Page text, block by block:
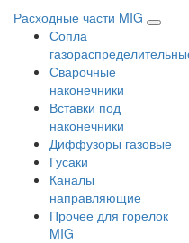
Расходные части MIG
Сопла
Сварочные
наконечники
Вставки под
наконечники
Диффузоры газовые
Гусаки
Каналы
направляющие
Прочее для горелок
MIG